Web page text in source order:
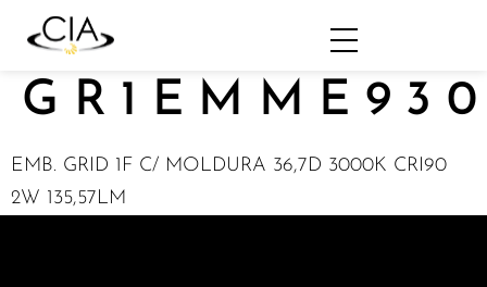
EMB. GRID 1F C/ MOLDURA 36,7D 3000K CRI90
2W 135,57LM